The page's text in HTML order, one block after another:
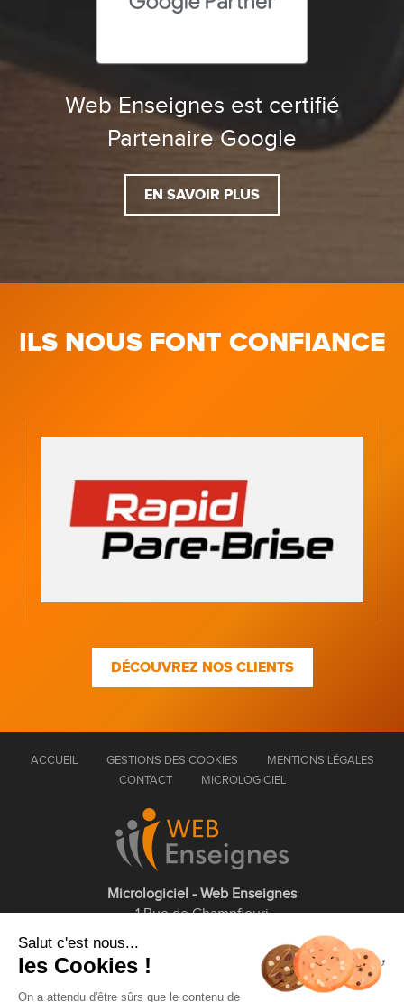
Web Enseignes est certifié
Partenaire Google
EN SAVOIR PLUS
ILS NOUS FONT CONFIANCE
DÉCOUVREZ NOS CLIENTS
ACCUEIL GESTIONS DES COOKIES
MENTIONS LÉGALES
CONTACT
MICROLOGICIEL
Micrologiciel - Web Enseignes
1 Rue de Champfleuri
01 75 43 63 60
Salut c'est nous...
les Cookies !
On a attendu d'être sûrs que le contenu de